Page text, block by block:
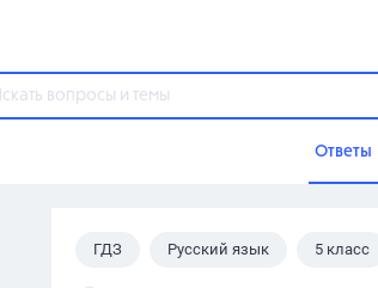
Ответы
Популярные темы
ГДЗ Русский язык 5 класс